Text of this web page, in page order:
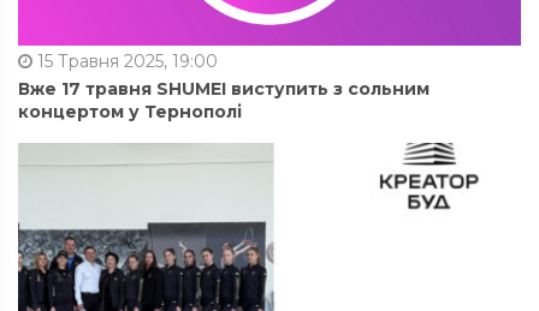
15 Травня 2025, 19:00
Вже 17 травня SHUMEI виступить з сольним
концертом у Тернополі